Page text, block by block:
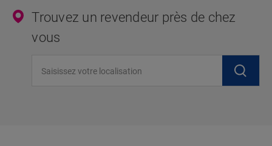
Trouvez un revendeur près de chez
vous